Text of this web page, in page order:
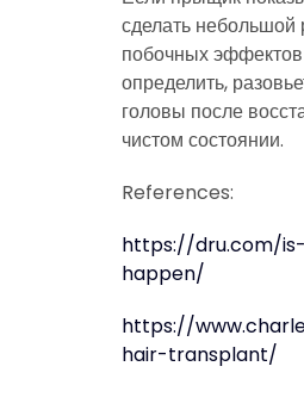
сделать небольшой
побочных
определить,
головы после
чистом состоянии.
References:
https://dru.com/
happen/
https://
hair-transplant/